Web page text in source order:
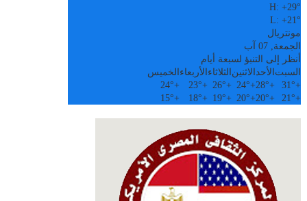
H:+29°
L:+21°
مونتريال
الجمعة, 07 آب
أنظر إلى التنبؤ لسبعة أيام
السبت الأحدالاثنين الثلاثاء الأربعاء الخميس
+
31°
+
28°
+
24°
+
26°
+
23°
+
24°
+
21°
+
20°
+
20°
+
19°
+
18°
+
15°